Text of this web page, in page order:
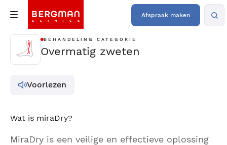
Afspraak maken
BEHANDELING CATEGORIE
Overmatig zweten
Voorlezen
Wat is miraDry?
MiraDry is een veilige en effectieve oplossing